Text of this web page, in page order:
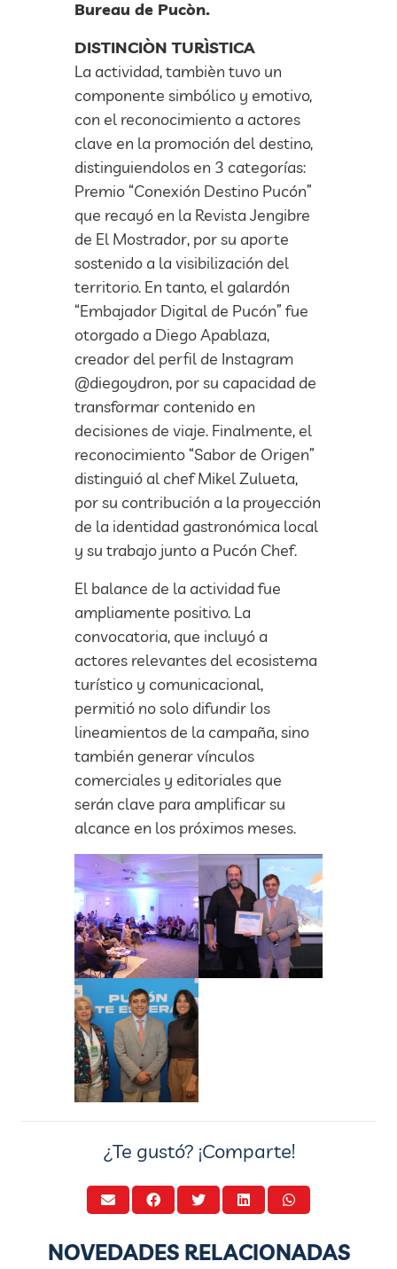
Bureau de Pucòn.
DISTINCIÒN TURÌSTICA
La actividad, tambièn tuvo un
componente simbólico y emotivo,
con el reconocimiento a actores
clave en la promoción del destino,
distinguiendolos en 3 categorías:
Premio “Conexión Destino Pucón”
que recayó en la Revista Jengibre
de El Mostrador, por su aporte
sostenido a la visibilización del
territorio. En tanto, el galardón
“Embajador Digital de Pucón” fue
otorgado a Diego Apablaza,
creador del perfil de Instagram
@diegoydron, por su capacidad de
transformar contenido en
decisiones de viaje. Finalmente, el
reconocimiento “Sabor de Origen”
distinguió al chef Mikel Zulueta,
por su contribución a la proyección
de la identidad gastronómica local
y su trabajo junto a Pucón Chef.
El balance de la actividad fue
ampliamente positivo. La
convocatoria, que incluyó a
actores relevantes del ecosistema
turístico y comunicacional,
permitió no solo difundir los
lineamientos de la campaña, sino
también generar vínculos
comerciales y editoriales que
serán clave para amplificar su
alcance en los próximos meses.
¿Te gustó? ¡Comparte!
NOVEDADES RELACIONADAS